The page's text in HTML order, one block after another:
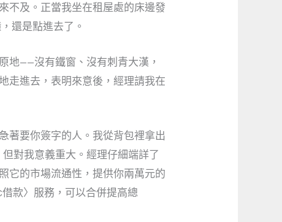
不及。正當我坐在租屋處的床邊發
還是點進去了。
地——沒有鐵窗、沒有刺青大漢，
走進去，表明來意後，經理請我在
著要你簽字的人。我從背包裡拿出
對我意義重大。經理仔細端詳了
它的市場流通性，提供你兩萬元的
款〉服務，可以合併提高總